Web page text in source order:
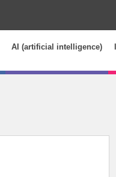
AI (artificial intelligence)